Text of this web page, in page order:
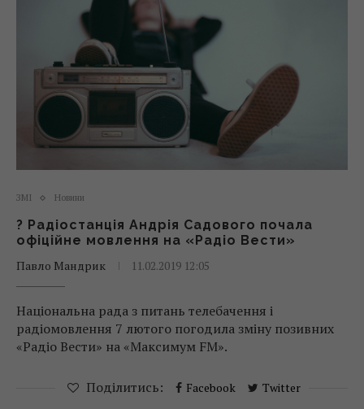
ЗМІ Новини
? Радіостанція Андрія Садового почала
офіційне мовлення на «Радіо Вести»
Павло Мандрик
11.02.2019 12:05
Національна рада з питань телебачення і
радіомовлення 7 лютого погодила зміну позивних
«Радіо Вести» на «Максимум FM».
Поділитись: Facebook Twitter